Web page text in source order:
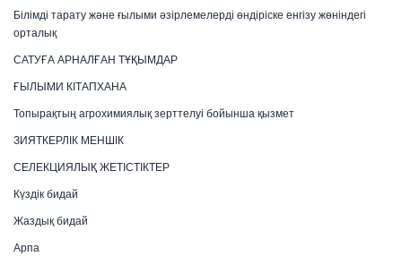
Білімді тарату және ғылыми әзірлемелерді өндіріске енгізу жөніндегі
орталық
САТУҒА АРНАЛҒАН ТҰҚЫМДАР
ҒЫЛЫМИ КІТАПХАНА
Топырақтың агрохимиялық зерттелуі бойынша қызмет
ЗИЯТКЕРЛІК МЕНШІК
СЕЛЕКЦИЯЛЫҚ ЖЕТІСТІКТЕР
Күздік бидай
Жаздық бидай
Арпа